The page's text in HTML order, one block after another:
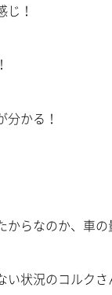
！
かる！
らなのか、車の
い状況のコルク